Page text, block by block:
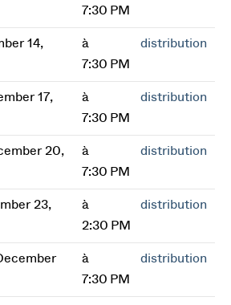
7:30 PM
14,
à
7:30 PM
distribution
17,
à
7:30 PM
distribution
20,
à
7:30 PM
distribution
23,
à
2:30 PM
distribution
à
7:30 PM
distribution